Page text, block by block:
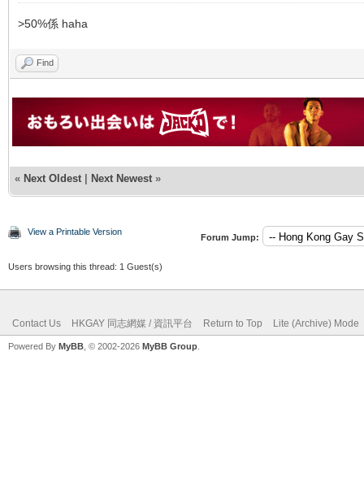
>50%係 haha
Find
« Next Oldest | Next Newest »
View a Printable Version
Forum Jump:
Users browsing this thread: 1 Guest(s)
Contact Us HKGAY 同志網媒 / 資訊平台 Return to Top Lite (Archive) Mode
Powered By MyBB , © 2002-2026 MyBB Group